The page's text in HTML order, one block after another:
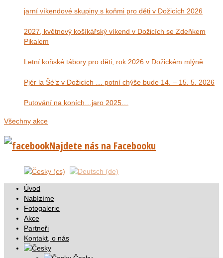
jarní víkendové skupiny s koňmi pro děti v Dožicích 2026
2027, květnový košíkářský víkend v Dožicích se Zdeňkem
Pikalem
Letní koňské tábory pro děti, rok 2026 v Dožickém mlýně
Pjér la Šé’z v Dožicích … potní chýše bude 14. – 15. 5. 2026
Putování na koních…jaro 2025…
Všechny akce
Najdete nás na Facebooku
Úvod
Nabízíme
Fotogalerie
Akce
Partneři
Kontakt, o nás